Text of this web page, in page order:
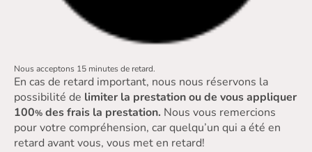
Nous acceptons 15 minutes de retard.
En cas de retard important, nous nous réservons la
possibilité de limiter la prestation ou de vous appliquer
100% des frais la prestation. Nous vous remercions
pour votre compréhension, car quelqu’un qui a été en
retard avant vous, vous met en retard!